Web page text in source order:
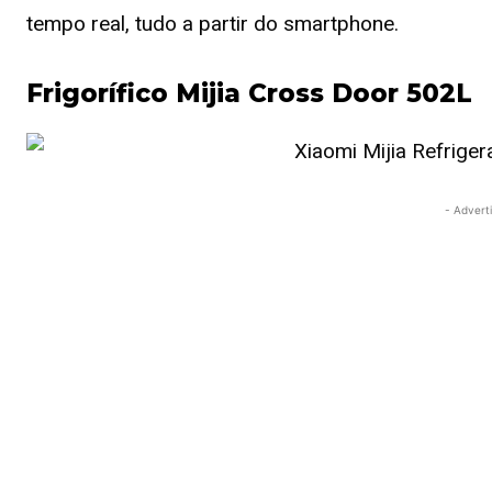
tempo real, tudo a partir do smartphone.
Frigorífico Mijia Cross Door 502L
-